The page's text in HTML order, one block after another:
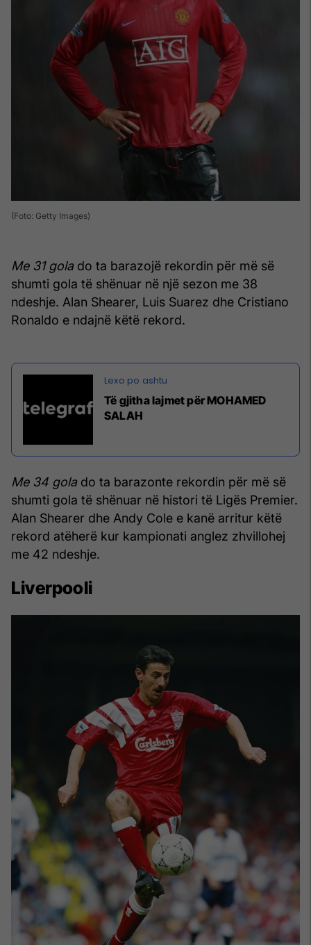
(Foto: Getty Images)
Me 31 golado ta barazojë rekordin për më së
shumti gola të shënuar në një sezon me 38
ndeshje. Alan Shearer, Luis Suarez dhe Cristiano
Ronaldo e ndajnë këtë rekord.
Të gjitha lajmet për MOHAMED
SALAH
Me 34 golado ta barazonte rekordin për më së
shumti gola të shënuar në histori të Ligës Premier.
Alan Shearer dhe Andy Cole e kanë arritur këtë
rekord atëherë kur kampionati anglez zhvillohej
me 42 ndeshje.
Liverpooli